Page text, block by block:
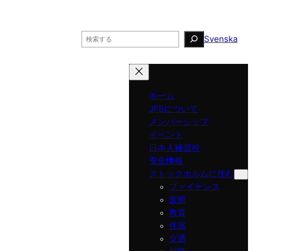
Search Svenska
ホーム
JFSについて
メンバーシップ
イベント
日本人補習校
安全情報
ストックホルムに住む
ファイナンス
医療
教育
住居
交通